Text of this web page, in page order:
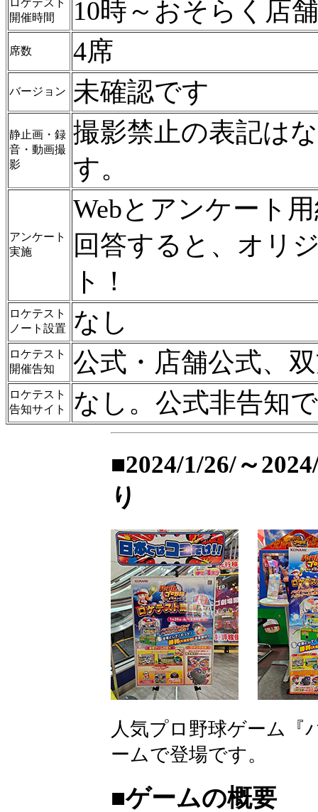
開催時間
10時～おそらく店
席数 4席
バージョン 未確認です
静止画・録
音・動画撮
影
撮影禁止の表記は
す。
アンケート
実施
Webとアンケート
回答すると、オリ
ト！
ロケテスト
ノート設置
なし
ロケテスト
開催告知
公式・店舗公式、
ロケテスト
告知サイト
なし。公式非告知
■2024/1/26/～
り
人気プロ野球ゲーム『
ームで登場です。
■ゲームの概要